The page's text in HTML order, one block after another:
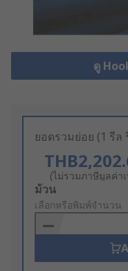
ดู
ยอดรวมย่อย (1 รีล
(ไม่รวมภาษีมูลค่า
Add
to
Basket
ม้วน
เลือกหรือพิมพ์จำนวน